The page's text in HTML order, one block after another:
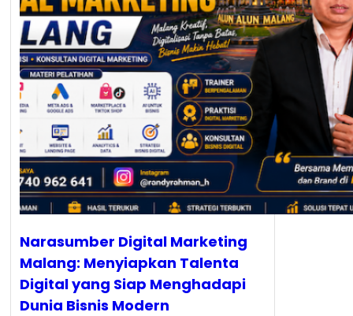
Narasumber Digital Marketing
Malang: Menyiapkan Talenta
Digital yang Siap Menghadapi
Dunia Bisnis Modern